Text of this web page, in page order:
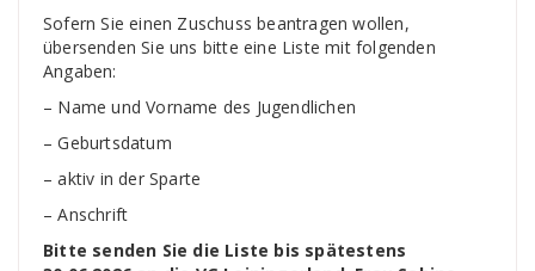
Sofern Sie einen Zuschuss beantragen wollen,
übersenden Sie uns bitte eine Liste mit folgenden
Angaben:
– Name und Vorname des Jugendlichen
– Geburtsdatum
– aktiv in der Sparte
– Anschrift
Bitte senden Sie die Liste bis spätestens